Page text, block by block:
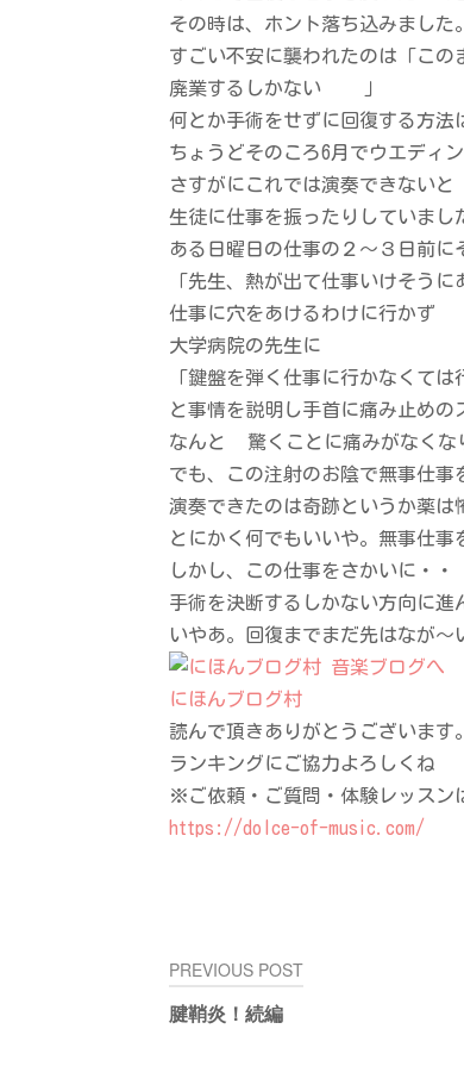
その時は、ホント落ち込みました。
すごい不安に襲われたのは「この
廃業するしかない
」
何とか手術をせずに回復する方法
ちょうどそのころ6月でウエディ
さすがにこれでは演奏できないと
生徒に仕事を振ったりしていまし
ある日曜日の仕事の２～３日前に
「先生、熱が出て仕事いけそう
仕事に穴をあけるわけに行かず
大学病院の先生に
「鍵盤を弾く仕事に行かなくて
と事情を説明し手首に痛み止めの
なんと
驚くことに痛みがなくな
でも、この注射のお陰で無事仕事
演奏できたのは奇跡というか薬は
とにかく何でもいいや。無事仕
しかし、この仕事をさかいに・・
手術を決断するしかない方向に進
いやあ。回復までまだ先はなが～
にほんブログ村
読んで頂きありがとうございます。
ランキングにご協力よろしくね
※ご依頼・ご質問・体験レッスン
https://dolce-of-music.com/
投
稿
ナ
PREVIOUS POST
腱鞘炎！続編